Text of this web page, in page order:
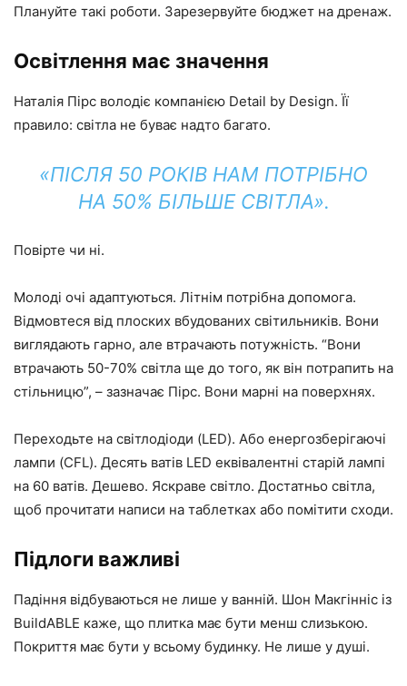
Плануйте такі роботи. Зарезервуйте бюджет на дренаж.
Освітлення має значення
Наталія Пірс володіє компанією Detail by Design. Її
правило: світла не буває надто багато.
«ПІСЛЯ 50 РОКІВ НАМ ПОТРІБНО
НА 50% БІЛЬШЕ СВІТЛА».
Повірте чи ні.
Молоді очі адаптуються. Літнім потрібна допомога.
Відмовтеся від плоских вбудованих світильників. Вони
виглядають гарно, але втрачають потужність. “Вони
втрачають 50-70% світла ще до того, як він потрапить на
стільницю”, – зазначає Пірс. Вони марні на поверхнях.
Переходьте на світлодіоди (LED). Або енергозберігаючі
лампи (CFL). Десять ватів LED еквівалентні старій лампі
на 60 ватів. Дешево. Яскраве світло. Достатньо світла,
щоб прочитати написи на таблетках або помітити сходи.
Підлоги важливі
Падіння відбуваються не лише у ванній. Шон Макгінніс із
BuildABLE каже, що плитка має бути менш слизькою.
Покриття має бути у всьому будинку. Не лише у душі.